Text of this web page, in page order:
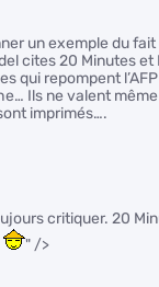
un exemple du
cites 20 Minutes et
qui repompent
Ils ne valent
imprimés….
critiquer. 20
" />